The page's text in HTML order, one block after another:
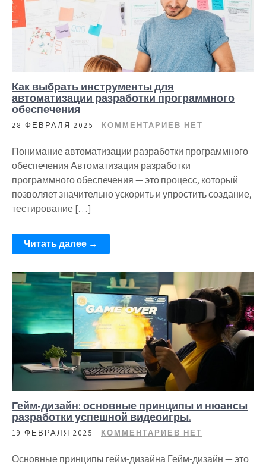
Как выбрать инструменты для
автоматизации разработки программного
обеспечения
28 ФЕВРАЛЯ 2025 КОММЕНТАРИЕВ НЕТ
Понимание автоматизации разработки программного
обеспечения Автоматизация разработки
программного обеспечения — это процесс, который
позволяет значительно ускорить и упростить создание,
тестирование […]
Читать далее →
Гейм-дизайн: основные принципы и нюансы
разработки успешной видеоигры.
19 ФЕВРАЛЯ 2025 КОММЕНТАРИЕВ НЕТ
Основные принципы гейм-дизайна Гейм-дизайн — это